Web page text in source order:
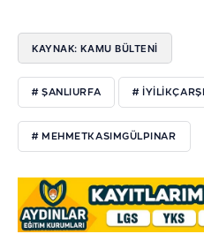
KAYNAK: KAMU BÜLTENİ
# ŞANLIURFA #
# MEHMETKASIMGÜLPINAR